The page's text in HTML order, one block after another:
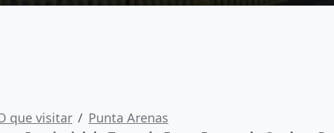
que visitar
Punta Arenas